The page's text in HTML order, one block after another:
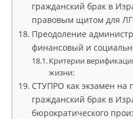
гражданский брак в
правовым щитом для
Преодоление
финансовый и
Критерии
жизни:
СТУПРО как экзамен на
гражданский брак в
бюрократического